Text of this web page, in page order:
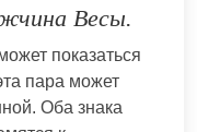
Весы.
показаться
пара может
Оба знака